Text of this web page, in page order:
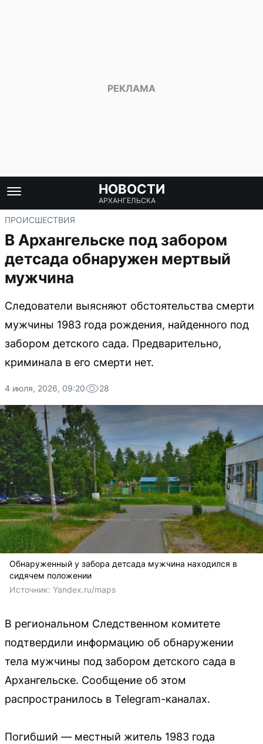
НОВОСТИ
АРХАНГЕЛЬСКА
ПРОИСШЕСТВИЯ
В Архангельске под забором
детсада обнаружен мертвый
мужчина
Следователи выясняют обстоятельства смерти
мужчины 1983 года рождения, найденного под
забором детского сада. Предварительно,
криминала в его смерти нет.
4 июля, 2026, 09:20 28
Обнаруженный у забора детсада мужчина находился в
сидячем положении
Источник: Yandex.ru/maps
В региональном Следственном комитете
подтвердили информацию об обнаружении
тела мужчины под забором детского сада в
Архангельске. Сообщение об этом
распространилось в Telegram-каналах.
Погибший — местный житель 1983 года